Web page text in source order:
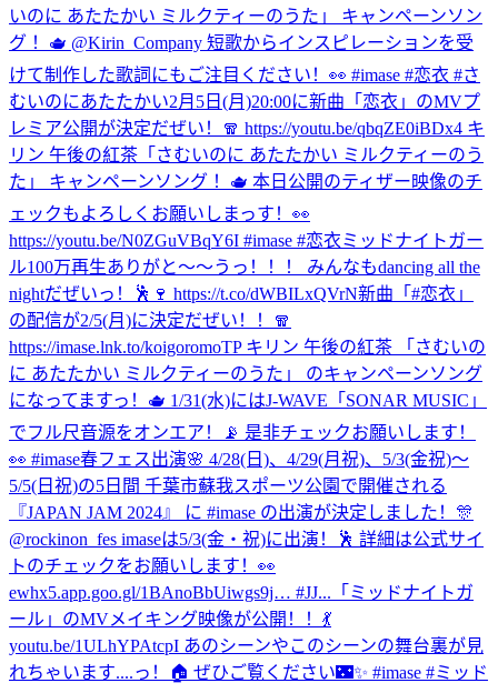
いのに あたたかい ミルクティーのうた」 キャンペーンソン
グ ！🫖 @Kirin_Company 短歌からインスピレーションを受
けて制作した歌詞にもご注目ください！👀 #imase #恋衣 #さ
むいのにあたたかい2月5日(月)20:00に新曲「恋衣」のMVプ
レミア公開が決定だぜい！🧣 https://youtu.be/qbqZE0iBDx4 キ
リン 午後の紅茶「さむいのに あたたかい ミルクティーのう
た」 キャンペーンソング ！🫖 本日公開のティザー映像のチ
ェックもよろしくお願いしまっす！👀
https://youtu.be/N0ZGuVBqY6I #imase #恋衣ミッドナイトガー
ル100万再生ありがと〜〜うっ！！！ みんなもdancing all the
nightだぜいっ！🕺🍷 https://t.co/dWBILxQVrN新曲「#恋衣」
の配信が2/5(月)に決定だぜい！！🧣
https://imase.lnk.to/koigoromoTP キリン 午後の紅茶 「さむいの
に あたたかい ミルクティーのうた」 のキャンペーンソング
になってますっ！🫖 1/31(水)にはJ-WAVE「SONAR MUSIC」
でフル尺音源をオンエア！📡 是非チェックお願いします！
👀 #imase春フェス出演🌸 4/28(日)、4/29(月祝)、5/3(金祝)〜
5/5(日祝)の5日間 千葉市蘇我スポーツ公園で開催される
『JAPAN JAM 2024』 に #imase の出演が決定しました！🎊
@rockinon_fes imaseは5/3(金・祝)に出演！🕺 詳細は公式サイ
トのチェックをお願いします！👀
ewhx5.app.goo.gl/1BAnoBbUiwgs9j… #JJ... 「ミッドナイトガ
ール」のMVメイキング映像が公開！！💃
youtu.be/1ULhYPAtcpI あのシーンやこのシーンの舞台裏が見
れちゃいます....っ！🏠 ぜひご覧ください🌃✨ #imase #ミッド